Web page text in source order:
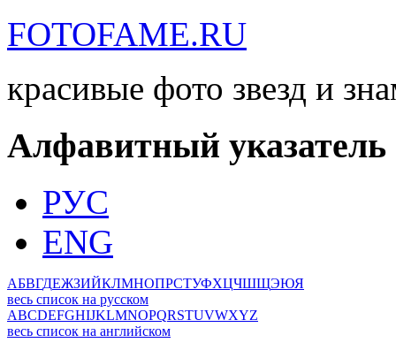
FOTOFAME.RU
красивые фото звезд и
Алфавитный указатель
РУС
ENG
АБВГДЕЖЗИЙКЛМНОПРСТУФХЦЧШЩЭЮЯ
весь список на русском
ABCDEFGHIJKLMNOPQRSTUVWXYZ
весь список на английском